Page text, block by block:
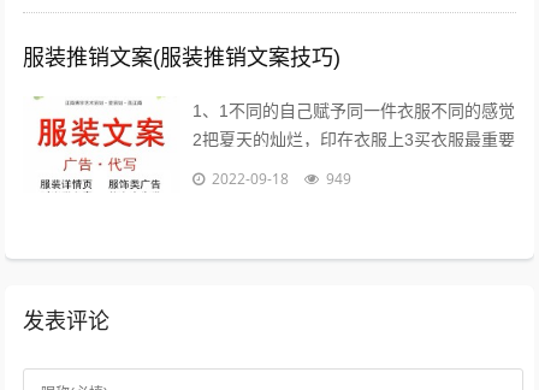
服装推销文案(服装推销文案技巧)
1、1不同的自己赋予同一件衣服不同的感觉
2把夏天的灿烂，印在衣服上3买衣服最重要
的目的，是放松我们自己4时间会折旧这件
2022-09-18 949
发表评论